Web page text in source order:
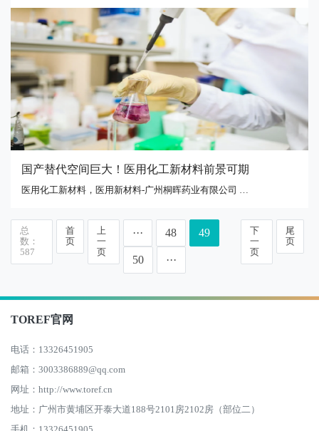
质对照品通常是一种标准物质，与制造过程中可能存在的杂质具有
相似的物理 …
国产替代空间巨大！医用化工新材料前景可期
医用化工新材料，医用新材料-广州桐晖药业有限公司 …
总
数：
587
首
页
上
一
页
··· 48 49
50 ···
下
一
页
尾
页
TOREF官网
电话：13326451905
邮箱：3003386889@qq.com
网址：http://www.toref.cn
地址：广州市黄埔区开泰大道188号2101房2102房（部位二）